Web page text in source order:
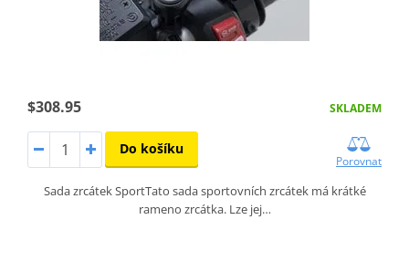
$308.95 SKLADEM
Do košíku
Porovnat
Sada zrcátek SportTato sada sportovních zrcátek má krátké
rameno zrcátka. Lze jej…